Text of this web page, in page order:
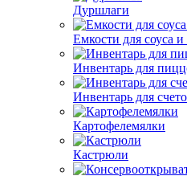
Дуршлаги
Емкости для соуса
Инвентарь для
Инвентарь для
Картофелемялки
Кастрюли